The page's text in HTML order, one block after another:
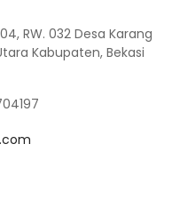
RW. 032 Desa Karang
Kabupaten, Bekasi